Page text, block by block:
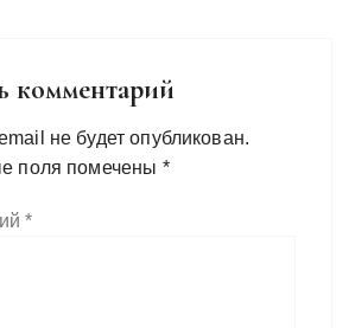
комментарий
не будет опубликован.
поля помечены *
*